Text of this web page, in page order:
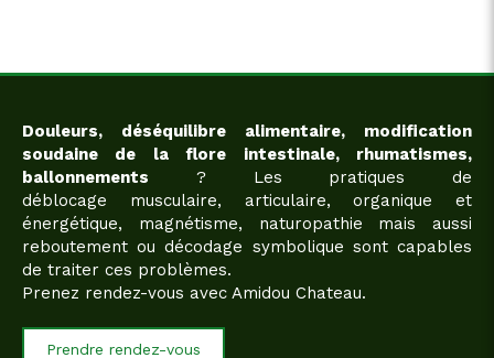
Douleurs, déséquilibre alimentaire, modification
soudaine de la flore intestinale, rhumatismes,
ballonnements ? Les pratiques de
déblocage musculaire, articulaire, organique et
énergétique, magnétisme, naturopathie mais aussi
reboutement ou décodage symbolique sont capables
de traiter ces problèmes.
Prenez rendez-vous avec Amidou Chateau.
Prendre rendez-vous